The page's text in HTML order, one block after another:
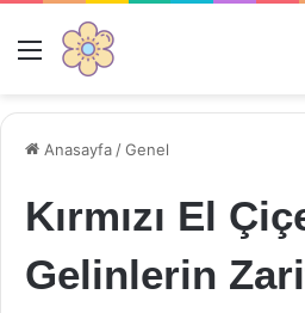
Menü
Anasayfa /Genel
Kırmızı El
Gelinlerin